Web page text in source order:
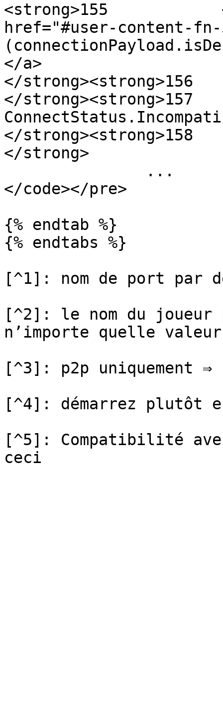
<strong>155
href="#user-content-
</a>
</
</
</
</strong>
</code></pre>
{% endtab %}
{% endtabs %}
[^1]: nom de port par
[^2]: le nom du
n’importe quelle valeur
[^3]: p2p uniquement ⇒
[^4]: démarrez plutôt
[^5]: Compatibilité